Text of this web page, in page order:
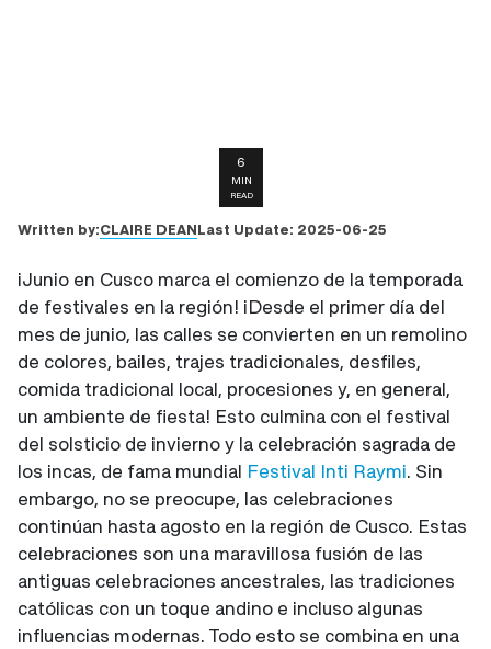
6
MIN
READ
Written by:CLAIRE DEANLast Update: 2025-06-25
¡Junio en Cusco marca el comienzo de la temporada
de festivales en la región! ¡Desde el primer día del
mes de junio, las calles se convierten en un remolino
de colores, bailes, trajes tradicionales, desfiles,
comida tradicional local, procesiones y, en general,
un ambiente de fiesta! Esto culmina con el festival
del solsticio de invierno y la celebración sagrada de
los incas, de fama mundial Festival Inti Raymi. Sin
embargo, no se preocupe, las celebraciones
continúan hasta agosto en la región de Cusco. Estas
celebraciones son una maravillosa fusión de las
antiguas celebraciones ancestrales, las tradiciones
católicas con un toque andino e incluso algunas
influencias modernas. Todo esto se combina en una